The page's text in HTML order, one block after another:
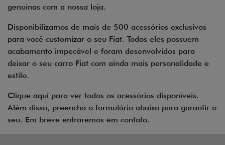
genuínas com a nossa loja.
Disponibilizamos de mais de 500 acessórios exclusivos
para você customizar o seu Fiat. Todos eles possuem
acabamento impecável e foram desenvolvidos para
deixar o seu carro Fiat com ainda mais personalidade e
estilo.
Clique aqui para ver todos os acessórios disponíveis.
Além disso, preencha o formulário abaixo para garantir o
seu. Em breve entraremos em contato.